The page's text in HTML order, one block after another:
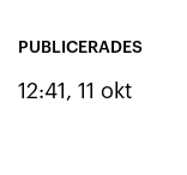
PUBLICERADES
12:41, 11 okt